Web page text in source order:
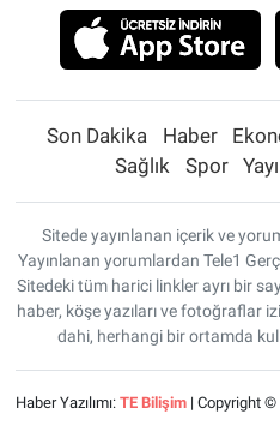
Son Dakika Haber
Sağlık
Spor
Sitede yayınlanan içerik ve
Yayınlanan yorumlardan Tele1
Sitedeki tüm harici linkler ayrı bir
haber, köşe yazıları ve fotoğraflar
dahi, herhangi bir ortamda
Haber Yazılımı: TE Bilişim| Copyright ©